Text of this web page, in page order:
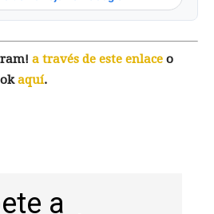
a través de este enlace o
aquí.
a